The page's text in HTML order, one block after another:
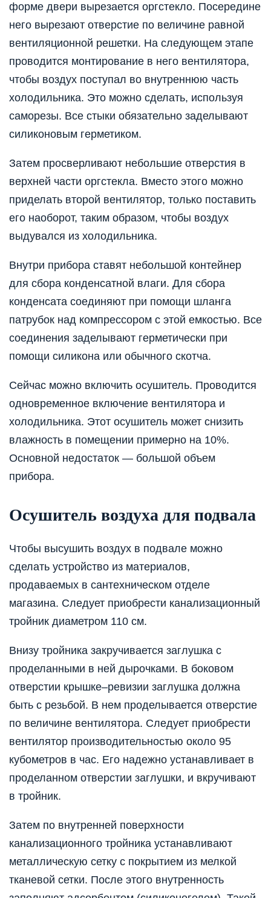
форме двери вырезается оргстекло. Посередине
него вырезают отверстие по величине равной
вентиляционной решетки. На следующем этапе
проводится монтирование в него вентилятора,
чтобы воздух поступал во внутреннюю часть
холодильника. Это можно сделать, используя
саморезы. Все стыки обязательно заделывают
силиконовым герметиком.
Затем просверливают небольшие отверстия в
верхней части оргстекла. Вместо этого можно
приделать второй вентилятор, только поставить
его наоборот, таким образом, чтобы воздух
выдувался из холодильника.
Внутри прибора ставят небольшой контейнер
для сбора конденсатной влаги. Для сбора
конденсата соединяют при помощи шланга
патрубок над компрессором с этой емкостью. Все
соединения заделывают герметически при
помощи силикона или обычного скотча.
Сейчас можно включить осушитель. Проводится
одновременное включение вентилятора и
холодильника. Этот осушитель может снизить
влажность в помещении примерно на 10%.
Основной недостаток — большой объем
прибора.
Осушитель воздуха для подвала
Чтобы высушить воздух в подвале можно
сделать устройство из материалов,
продаваемых в сантехническом отделе
магазина. Следует приобрести канализационный
тройник диаметром 110 см.
Внизу тройника закручивается заглушка с
проделанными в ней дырочками. В боковом
отверстии крышке–ревизии заглушка должна
быть с резьбой. В нем проделывается отверстие
по величине вентилятора. Следует приобрести
вентилятор производительностью около 95
кубометров в час. Его надежно устанавливает в
проделанном отверстии заглушки, и вкручивают
в тройник.
Затем по внутренней поверхности
канализационного тройника устанавливают
металлическую сетку с покрытием из мелкой
тканевой сетки. После этого внутренность